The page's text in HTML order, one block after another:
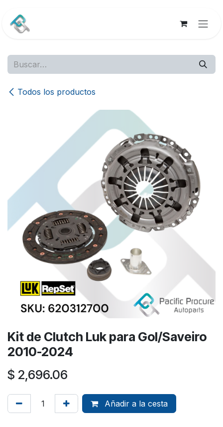
Todos los productos
Kit de Clutch Luk para Gol/Saveiro
2010-2024
$ 2,696.06
Añadir a la cesta